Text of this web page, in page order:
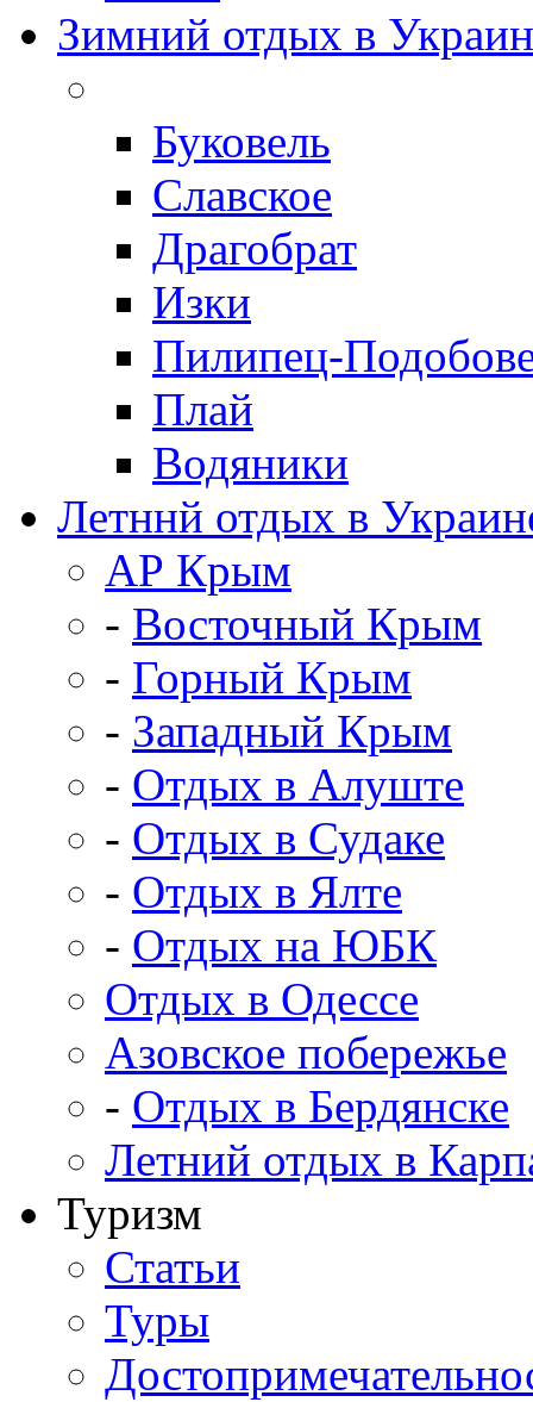
Зимний отдых в
Буковель
Славское
Драгобрат
Изки
Пилипец-
Плай
Водяники
Летннй отдых в
АР Крым
- Восточный Крым
- Горный Крым
- Западный Крым
- Отдых в Алуште
- Отдых в Судаке
- Отдых в Ялте
- Отдых на ЮБК
Отдых в Одессе
Азовское побережье
- Отдых в Бердянске
Летний отдых в
Туризм
Статьи
Туры